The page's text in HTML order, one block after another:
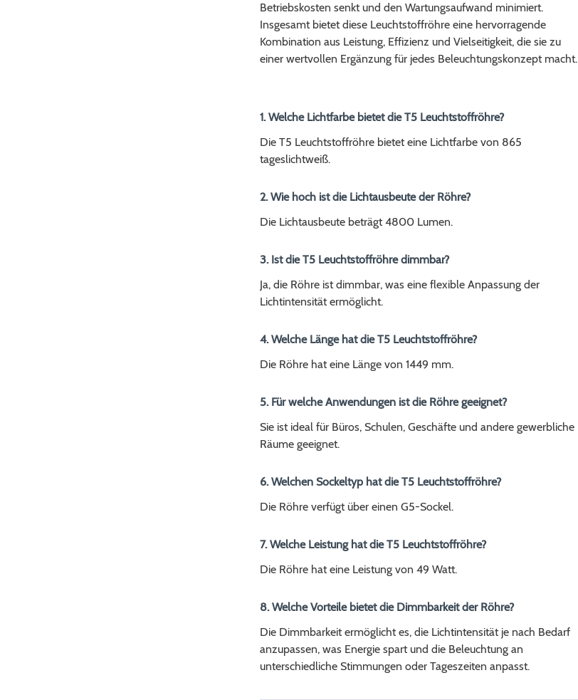
Betriebskosten senkt und den Wartungsaufwand minimiert.
Insgesamt bietet diese Leuchtstoffröhre eine hervorragende
Kombination aus Leistung, Effizienz und Vielseitigkeit, die sie zu
einer wertvollen Ergänzung für jedes Beleuchtungskonzept macht.
1. Welche Lichtfarbe bietet die T5 Leuchtstoffröhre?
Die T5 Leuchtstoffröhre bietet eine Lichtfarbe von 865
tageslichtweiß.
2. Wie hoch ist die Lichtausbeute der Röhre?
Die Lichtausbeute beträgt 4800 Lumen.
3. Ist die T5 Leuchtstoffröhre dimmbar?
Ja, die Röhre ist dimmbar, was eine flexible Anpassung der
Lichtintensität ermöglicht.
4. Welche Länge hat die T5 Leuchtstoffröhre?
Die Röhre hat eine Länge von 1449 mm.
5. Für welche Anwendungen ist die Röhre geeignet?
Sie ist ideal für Büros, Schulen, Geschäfte und andere gewerbliche
Räume geeignet.
6. Welchen Sockeltyp hat die T5 Leuchtstoffröhre?
Die Röhre verfügt über einen G5-Sockel.
7. Welche Leistung hat die T5 Leuchtstoffröhre?
Die Röhre hat eine Leistung von 49 Watt.
8. Welche Vorteile bietet die Dimmbarkeit der Röhre?
Die Dimmbarkeit ermöglicht es, die Lichtintensität je nach Bedarf
anzupassen, was Energie spart und die Beleuchtung an
unterschiedliche Stimmungen oder Tageszeiten anpasst.